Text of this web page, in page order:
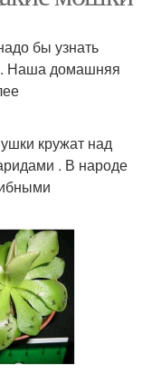
бы узнать
Наша домашняя
кружат над
. В народе